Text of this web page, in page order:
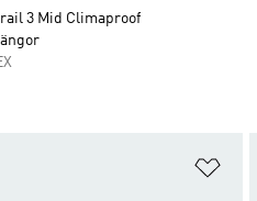
3 Mid Climaproof